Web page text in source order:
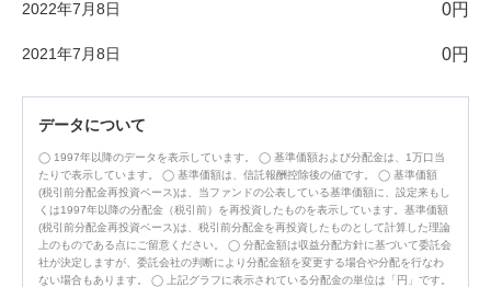
2022年7月8日 0円
2021年7月8日 0円
データについて
1997年以降のデータを表示しています。
基準価額および分配金は、1万口当
たりで表示しています。
基準価額は、信託報酬控除後の値です。
基準価額
(税引前分配金再投資ベース)は、当ファンドの公表している基準価額に、設定来もし
くは1997年以降の分配金（税引前）を再投資したものを表示しています。基準価額
(税引前分配金再投資ベース)は、税引前分配金を再投資したものとして計算した理論
上のものである点にご留意ください。
分配金額は収益分配方針に基づいて委託会
社が決定しますが、委託会社の判断により分配金額を変更する場合や分配を行なわ
ない場合もあります。
上記グラフに表示されている分配金の単位は「円」です。